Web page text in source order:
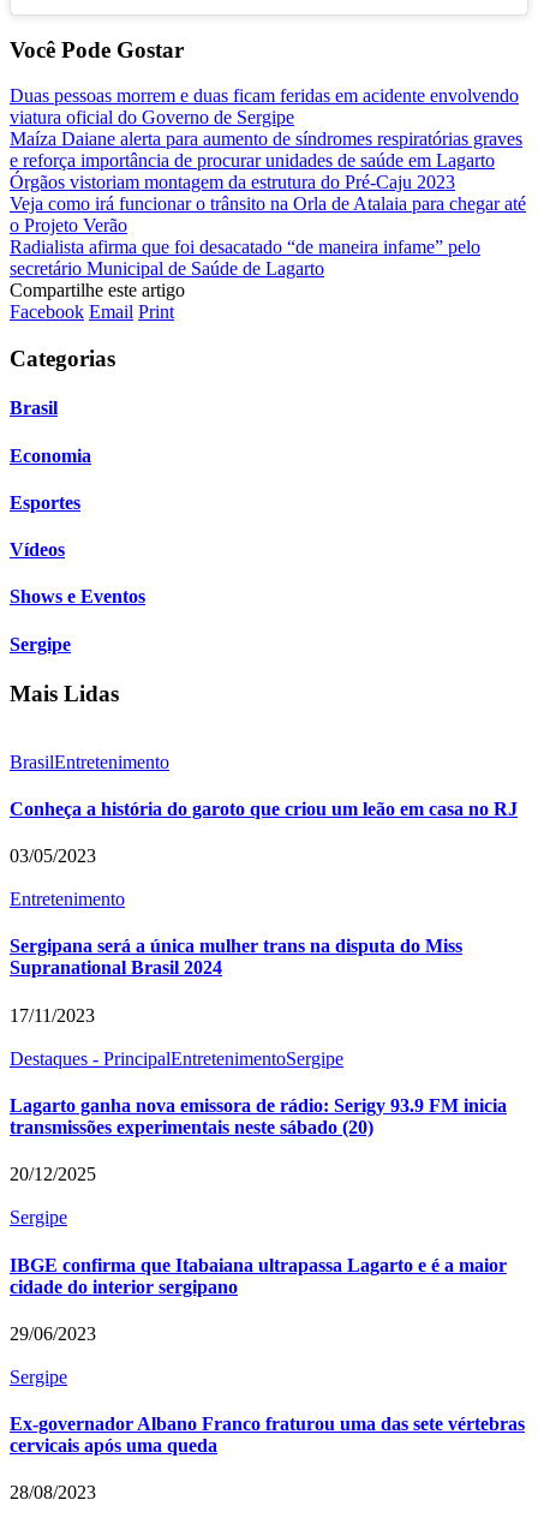
Você Pode Gostar
Duas pessoas morrem e duas ficam feridas em acidente envolvendo
viatura oficial do Governo de Sergipe
Maíza Daiane alerta para aumento de síndromes respiratórias graves
e reforça importância de procurar unidades de saúde em Lagarto
Órgãos vistoriam montagem da estrutura do Pré-Caju 2023
Veja como irá funcionar o trânsito na Orla de Atalaia para chegar até
o Projeto Verão
Radialista afirma que foi desacatado “de maneira infame” pelo
secretário Municipal de Saúde de Lagarto
Compartilhe este artigo
Facebook Email Print
Categorias
Brasil
Economia
Esportes
Vídeos
Shows e Eventos
Sergipe
Mais Lidas
BrasilEntretenimento
Conheça a história do garoto que criou um leão em casa no RJ
03/05/2023
Entretenimento
Sergipana será a única mulher trans na disputa do Miss
Supranational Brasil 2024
17/11/2023
Destaques - PrincipalEntretenimentoSergipe
Lagarto ganha nova emissora de rádio: Serigy 93.9 FM inicia
transmissões experimentais neste sábado (20)
20/12/2025
Sergipe
IBGE confirma que Itabaiana ultrapassa Lagarto e é a maior
cidade do interior sergipano
29/06/2023
Sergipe
Ex-governador Albano Franco fraturou uma das sete vértebras
cervicais após uma queda
28/08/2023